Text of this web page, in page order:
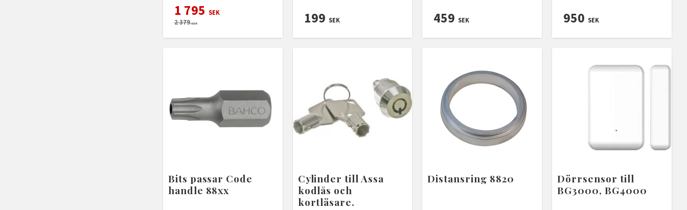
1 795 SEK
2 379SEK 199 SEK 459 SEK 950 SEK
Bits passar Code
handle 88xx
Cylinder till Assa
kodlås och
kortläsare.
Distansring 8820
Dörrsensor till
BG3000, BG4000